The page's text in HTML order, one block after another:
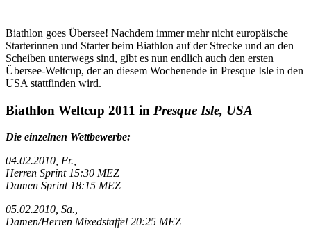
Biathlon goes Übersee! Nachdem immer mehr nicht europäische
Starterinnen und Starter beim Biathlon auf der Strecke und an den
Scheiben unterwegs sind, gibt es nun endlich auch den ersten
Übersee-Weltcup, der an diesem Wochenende in Presque Isle in den
USA stattfinden wird.
Biathlon Weltcup 2011 in Presque Isle, USA
Die einzelnen Wettbewerbe:
04.02.2010, Fr.,
Herren Sprint 15:30 MEZ
Damen Sprint 18:15 MEZ
05.02.2010, Sa.,
Damen/Herren Mixedstaffel 20:25 MEZ